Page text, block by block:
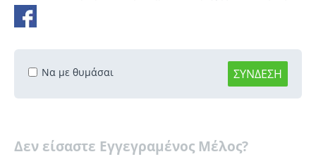
ΣΎΝΔΕΣΗ
Να με θυμάσαι
Δεν είσαστε Εγγεγραμένος Μέλος?